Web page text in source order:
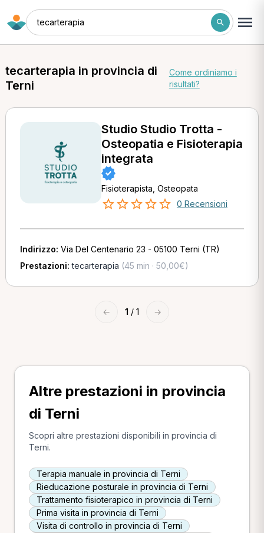
tecarterapia
tecarterapia in provincia di
Terni
Come ordiniamo i
risultati?
Studio Studio Trotta -
Osteopatia e Fisioterapia
integrata
Fisioterapista, Osteopata
0 Recensioni
Indirizzo: Via Del Centenario 23 - 05100 Terni (TR)
Prestazioni:tecarterapia (45 min · 50,00€)
← 1 / 1 →
Altre prestazioni in provincia
di Terni
Scopri altre prestazioni disponibili in provincia di
Terni.
Terapia manuale in provincia di Terni
Rieducazione posturale in provincia di Terni
Trattamento fisioterapico in provincia di Terni
Prima visita in provincia di Terni
Visita di controllo in provincia di Terni